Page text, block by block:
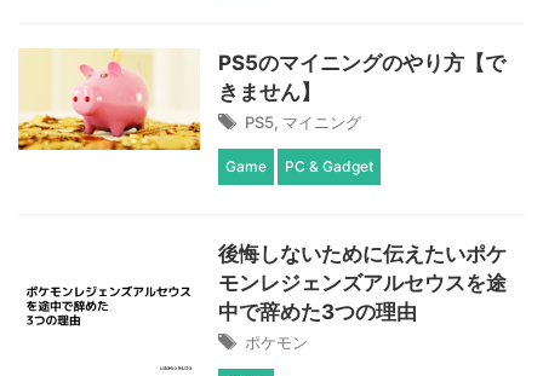
PS5のマイニングのやり方【で
きません】
PS5, マイニング
Game PC & Gadget
後悔しないために伝えたいポケ
モンレジェンズアルセウスを途
中で辞めた3つの理由
ポケモン